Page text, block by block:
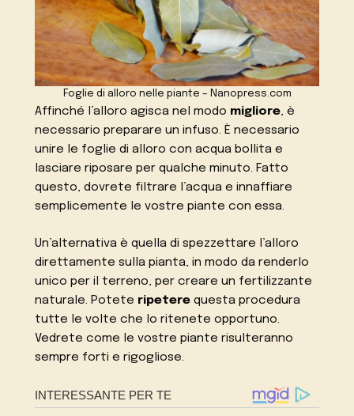
Foglie di alloro nelle piante – Nanopress.com
Affinché l’alloro agisca nel modo migliore, è
necessario preparare un infuso. È necessario
unire le foglie di alloro con acqua bollita e
lasciare riposare per qualche minuto. Fatto
questo, dovrete filtrare l’acqua e innaffiare
semplicemente le vostre piante con essa.
Un’alternativa è quella di spezzettare l’alloro
direttamente sulla pianta, in modo da renderlo
unico per il terreno, per creare un fertilizzante
naturale. Potete ripetere questa procedura
tutte le volte che lo ritenete opportuno.
Vedrete come le vostre piante risulteranno
sempre forti e rigogliose.